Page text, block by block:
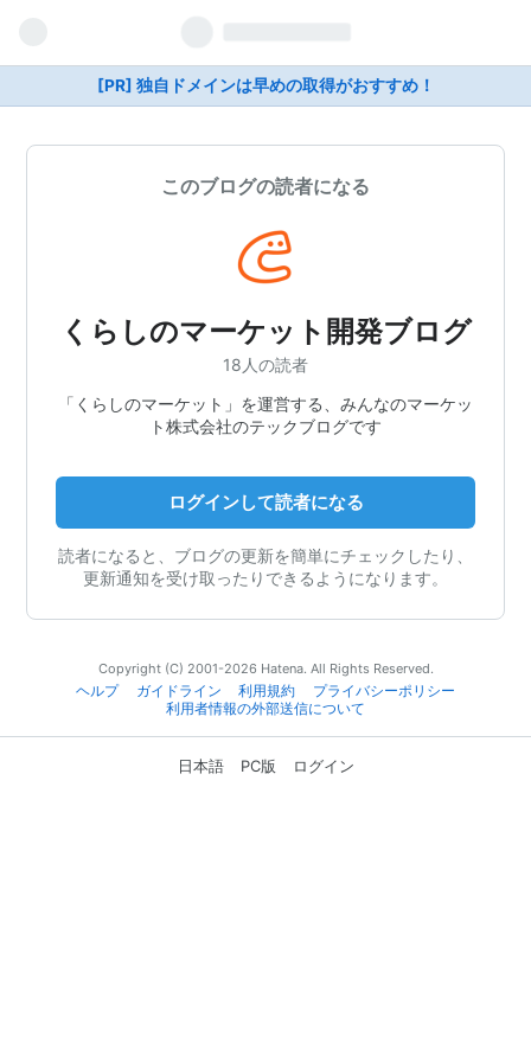
[PR] 独自ドメインは早めの取得がおすすめ！
このブログの読者になる
くらしのマーケット開発ブログ
18人の読者
「くらしのマーケット」を運営する、みんなのマーケッ
ト株式会社のテックブログです
ログインして読者になる
読者になると、ブログの更新を簡単にチェックしたり、
更新通知を受け取ったりできるようになります。
Copyright (C) 2001-2026 Hatena. All Rights Reserved.
ヘルプ
ガイドライン 利用規約
プライバシーポリシー
利用者情報の外部送信について
日本語 PC版 ログイン